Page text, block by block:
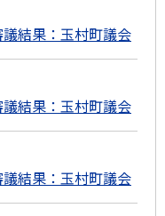
結果：玉村町議会
結果：玉村町議会
結果：玉村町議会